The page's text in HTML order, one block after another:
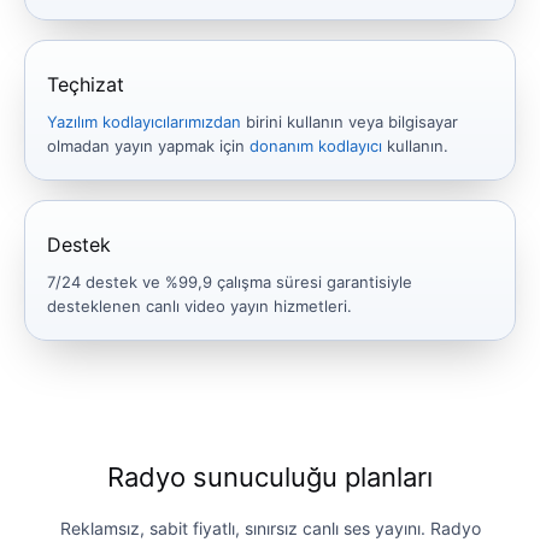
Teçhizat
Yazılım kodlayıcılarımızdan birini kullanın veya bilgisayar
olmadan yayın yapmak için donanım kodlayıcı kullanın.
Destek
7/24 destek ve %99,9 çalışma süresi garantisiyle
desteklenen canlı video yayın hizmetleri.
Radyo sunuculuğu planları
Reklamsız, sabit fiyatlı, sınırsız canlı ses yayını. Radyo